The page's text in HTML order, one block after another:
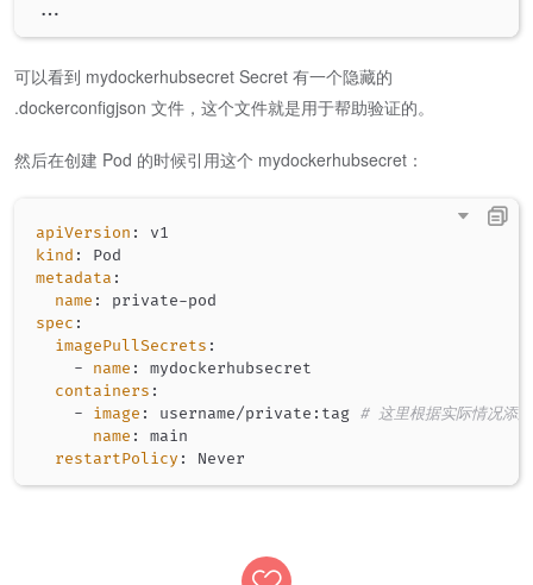
...
可以看到 mydockerhubsecret Secret 有一个隐藏的
.dockerconfigjson 文件，这个文件就是用于帮助验证的。
然后在创建 Pod 的时候引用这个 mydockerhubsecret：
apiVersion :
kind :
metadata :
name : private-
spec :
imagePullSecrets :
-
name :
mydockerhubsecret
containers :
-
image : username/private : tag # 这里根据实际情况添
name :
main
restartPolicy :